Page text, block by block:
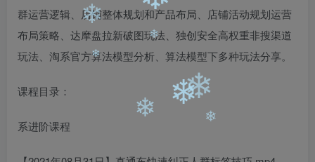
群运营逻辑、店铺整体规划和产品布局、店铺活动规划运营
布局策略、达摩盘拉新破图玩法、独创安全高权重非搜渠道
玩法、淘系官方算法模型分析、算法模型下多种玩法分享。
课程目录：
系进阶课程 ❄❄
❄ ❄
❄